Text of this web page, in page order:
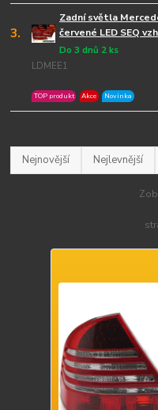
3.
Zadní světla
červené LED SEQ
LDMEE1
Do 3 dnů 2 ks
TOP produkt Akce Novinka
Nejnovější Nejlevnější